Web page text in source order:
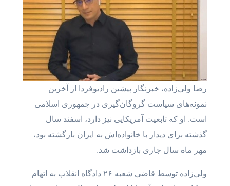
رضا ولی‌زاده، خبرنگار پیشین رادیوفردا از آخرین
نمونه‌های سیاست گروگان‌گیری در جمهوری اسلامی
است. او که تابعیت آمریکایی نیز دارد، اسفند سال
گذشته برای دیدار با خانواده‌اش به ایران بازگشته بود،
مهر ماه سال جاری بازداشت شد.
ولی‌زاده توسط قاضی شعبه ۲۶ دادگاه انقلاب به اتهام